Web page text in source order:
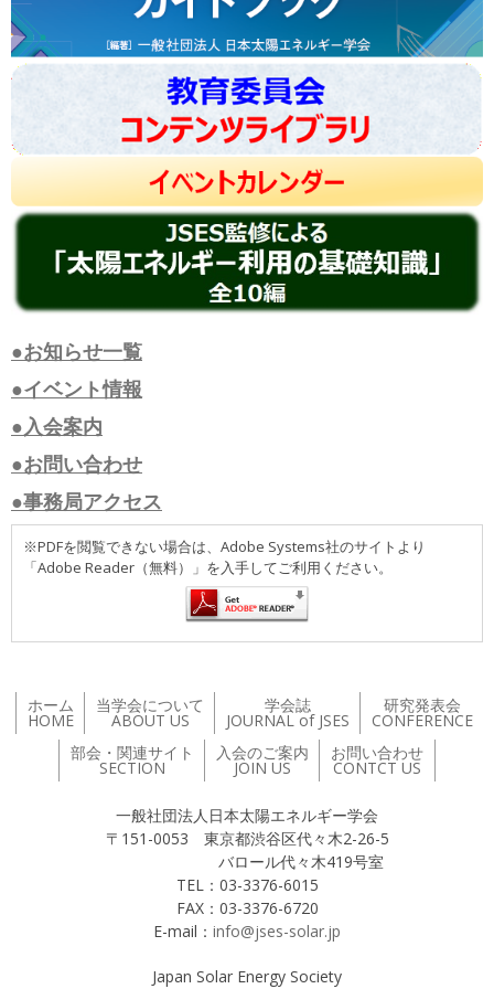
●お知らせ一覧
●イベント情報
●入会案内
●お問い合わせ
●事務局アクセス
※PDFを閲覧できない場合は、Adobe Systems社のサイトより
「Adobe Reader（無料）」を入手してご利用ください。
ホーム
HOME
当学会について
ABOUT US
学会誌
JOURNAL of JSES
研究発表会
CONFERENCE
部会・関連サイト
SECTION
入会のご案内
JOIN US
お問い合わせ
CONTCT US
一般社団法人日本太陽エネルギー学会
〒151-0053 東京都渋谷区代々木2-26-5
バロール代々木419号室
TEL：03-3376-6015
FAX：03-3376-6720
E-mail： info@jses-solar.jp
Japan Solar Energy Society